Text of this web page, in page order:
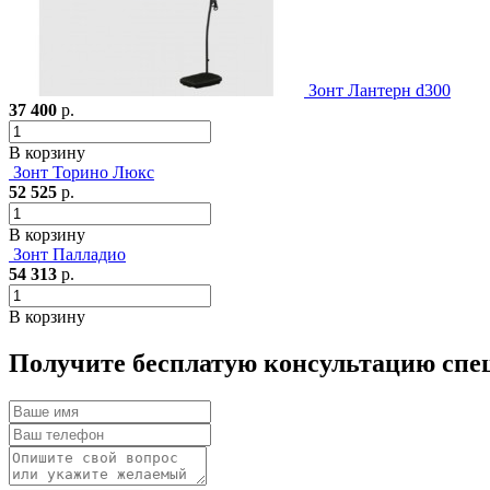
Зонт Лантерн d300
37 400 р.
В корзину
Зонт Торино Люкс
52 525 р.
В корзину
Зонт Палладио
54 313 р.
В корзину
Получите бесплатую консультацию